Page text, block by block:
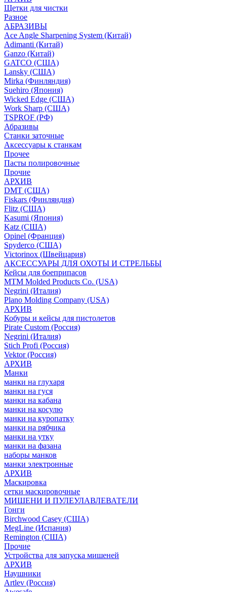
Щетки для чистки
Разное
АБРАЗИВЫ
Ace Angle Sharpening System (Китай)
Adimanti (Китай)
Ganzo (Китай)
GATCO (США)
Lansky (США)
Mirka (Финляндия)
Suehiro (Япония)
Wicked Edge (США)
Work Sharp (США)
TSPROF (РФ)
Абразивы
Станки заточные
Аксессуары к станкам
Прочее
Пасты полировочные
Прочие
АРХИВ
DMT (США)
Fiskars (Финляндия)
Flitz (США)
Kasumi (Япония)
Katz (США)
Opinel (Франция)
Spyderco (США)
Victorinox (Швейцария)
АКСЕССУАРЫ ДЛЯ ОХОТЫ И СТРЕЛЬБЫ
Кейсы для боеприпасов
MTM Molded Products Co. (USA)
Negrini (Италия)
Plano Molding Company (USA)
АРХИВ
Кобуры и кейсы для пистолетов
Pirate Custom (Россия)
Negrini (Италия)
Stich Profi (Россия)
Vektor (Россия)
АРХИВ
Манки
манки на глухаря
манки на гуся
манки на кабана
манки на косулю
манки на куропатку
манки на рябчика
манки на утку
манки на фазана
наборы манков
манки электронные
АРХИВ
Маскировка
сетки маскировочные
МИШЕНИ И ПУЛЕУЛАВЛЕВАТЕЛИ
Гонги
Birchwood Casey (США)
MegLine (Испания)
Remington (США)
Прочие
Устройства для запуска мишеней
АРХИВ
Наушники
Artlev (Россия)